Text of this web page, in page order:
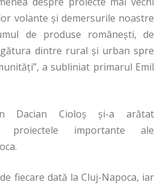
volante şi demersurile noastre
de produse româneşti, de
dintre rural şi urban spre
a subliniat primarul Emil
Dacian Cioloş şi-a arătat
proiectele importante ale
fiecare dată la Cluj-Napoca, iar